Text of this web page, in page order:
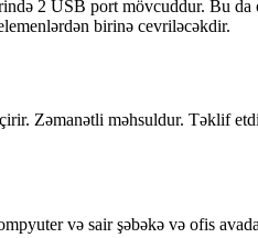
2 USB port mövcuddur. Bu
birinə cevriləcəkdir.
Zəmanətli məhsuldur. Təklif
və sair şəbəkə və ofis